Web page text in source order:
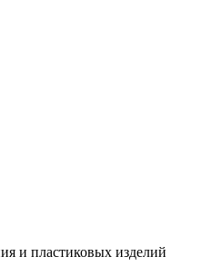
и пластиковых изделий